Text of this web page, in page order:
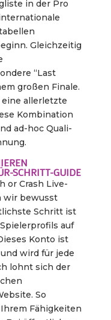
in der Pro
Gleichzeitig
“Last
großen Finale.
allerletzte
Kombination
ad-hoc Quali-
SCHRITT-GUIDE
or Crash Live-
wir bewusst
Schritt ist
auf
Konto ist
wird für jede
lohnt sich der
So
Fähigkeiten